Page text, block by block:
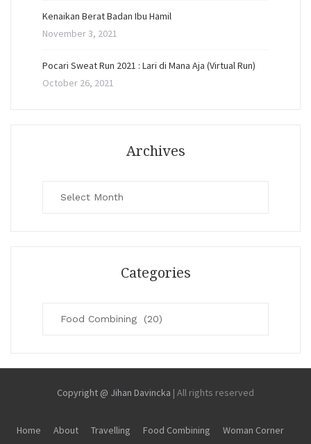
Kenaikan Berat Badan Ibu Hamil
November 3, 2021
Pocari Sweat Run 2021 : Lari di Mana Aja (Virtual Run)
October 26, 2021
Archives
Categories
Copyright @ Jihan Davincka | All rights reserved
Home About Travelling Food Combining Woman Corner